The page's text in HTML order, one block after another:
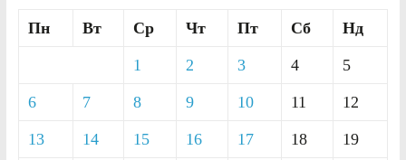
Пн Вт Ср Чт Пт Сб Нд
1 2 3 4 5
6 7 8 9 10 11 12
13 14 15 16 17 18 19